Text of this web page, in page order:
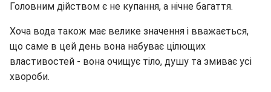
Головним дійством є не купання, а нічне багаття.
Хоча вода також має велике значення і вважається,
що саме в цей день вона набуває цілющих
властивостей - вона очищує тіло, душу та змиває усі
хвороби.